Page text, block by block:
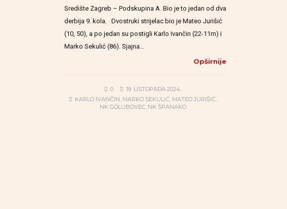
Središte Zagreb – Podskupina A. Bio je to jedan od dva
derbija 9. kola. Dvostruki strijelac bio je Mateo Jurišić
(10, 50), a po jedan su postigli Karlo Ivančin (22-11m) i
Marko Sekulić (86). Sjajna…
Opširnije
0
19. LISTOPADA 2024.
KARLO IVANČIN, MARKO SEKULIĆ, MATEO JURIŠIĆ,
NK GOLUBOVEC, NK ŠPANAKO